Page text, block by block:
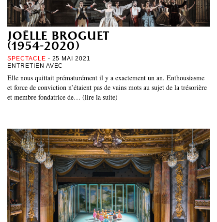
ABONNEMENT GRATUIT AU MAGAZINE
joëlle broguet
(1954-2020)
SPECTACLE - 25 MAI 2021
ENTRETIEN AVEC
Elle nous quittait prématurément il y a exactement un an. Enthousiasme
et force de conviction n’étaient pas de vains mots au sujet de la trésorière
et membre fondatrice de… (lire la suite)